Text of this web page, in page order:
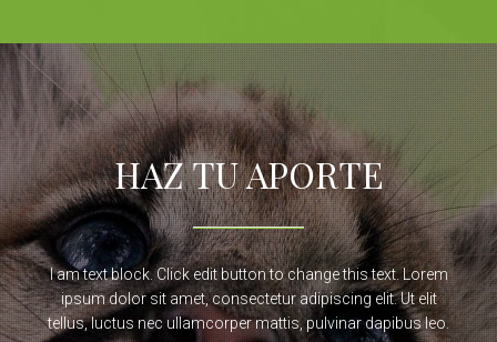
HAZ TU APORTE
I am text block. Click edit button to change this text. Lorem
ipsum dolor sit amet, consectetur adipiscing elit. Ut elit
tellus, luctus nec ullamcorper mattis, pulvinar dapibus leo.